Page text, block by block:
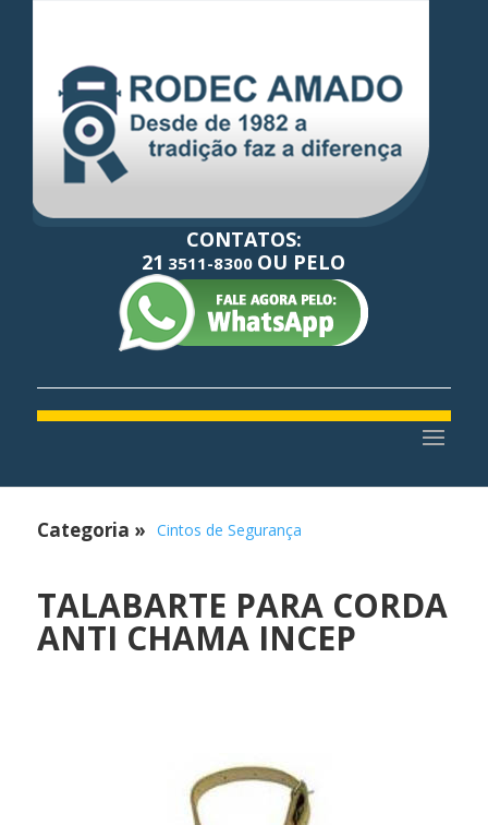
CONTATOS:
21 3511-8300 OU PELO
Categoria » Cintos de Segurança
TALABARTE PARA CORDA
ANTI CHAMA INCEP